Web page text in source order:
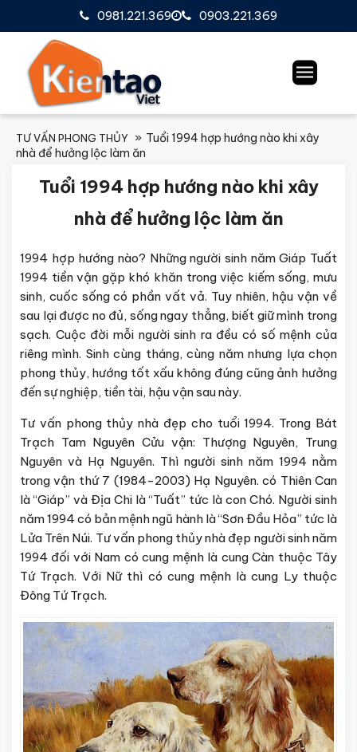
0903.221.369
0981.221.369
TƯ VẤN PHONG THỦY
Tuổi 1994 hợp hướng nào khi xây
nhà để hưởng lộc làm ăn
Tuổi 1994 hợp hướng nàokhi xây
nhà để hưởng lộc làm ăn
1994 hợp hướng nào? Những người sinh năm Giáp Tuất
1994 tiền vận gặp khó khăn trong việc kiếm sống, mưu
sinh, cuốc sống có phần vất vả. Tuy nhiên, hậu vận về
sau lại được no đủ, sống ngay thẳng, biết giữ mình trong
sạch. Cuộc đời mỗi người sinh ra đều có số mệnh của
riêng mình. Sinh cùng tháng, cùng năm nhưng lựa chọn
phong thủy, hướng tốt xấu không đúng cũng ảnh hưởng
đến sự nghiệp, tiền tài, hậu vận sau này.
Tư vấn phong thủy nhà đẹp cho tuổi 1994. Trong Bát
Trạch Tam Nguyên Cửu vận: Thượng Nguyên, Trung
Nguyên và Hạ Nguyên. Thì người sinh năm 1994 nằm
trong vận thứ 7 (1984-2003) Hạ Nguyên. có Thiên Can
là “Giáp” và Địa Chi là “Tuất” tức là con Chó. Người sinh
năm 1994 có bản mệnh ngũ hành là “Sơn Đầu Hỏa” tức là
Lửa Trên Núi. Tư vấn phong thủy nhà đẹp người sinh năm
1994 đối với Nam có cung mệnh là cung Càn thuộc Tây
Tứ Trạch. Với Nữ thì có cung mệnh là cung Ly thuộc
Đông Tứ Trạch.